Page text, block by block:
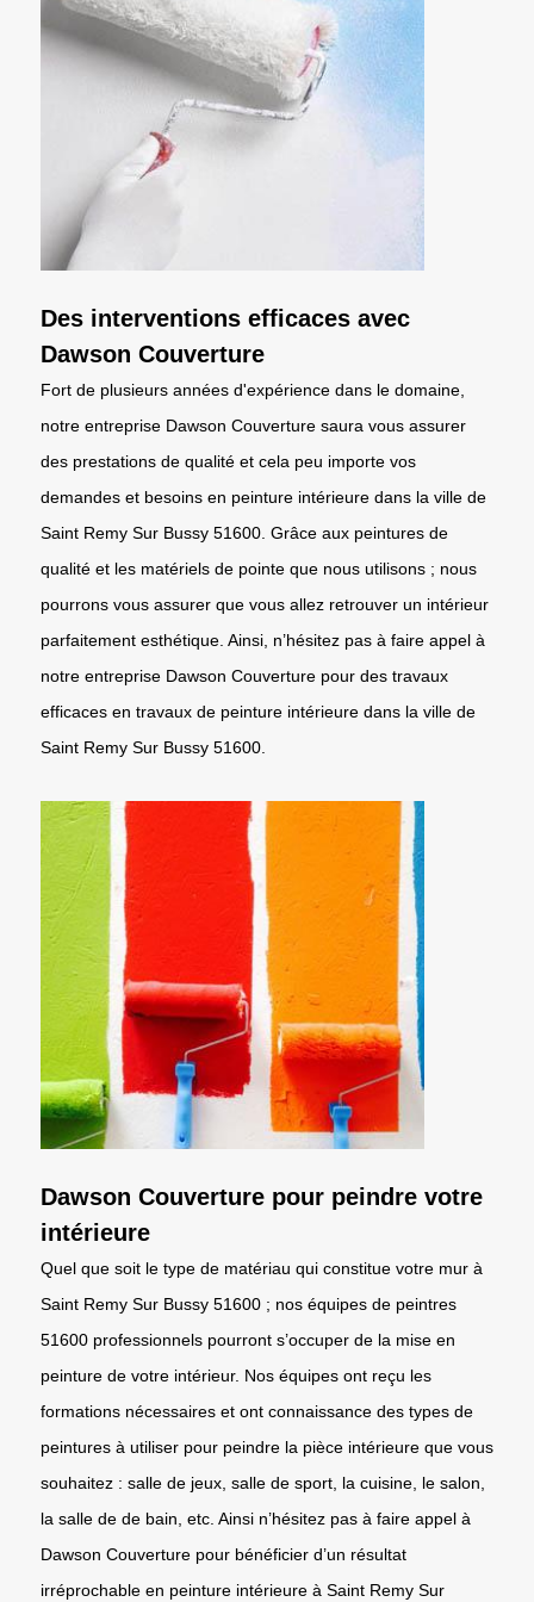
Des interventions efficaces avec
Dawson Couverture
Fort de plusieurs années d'expérience dans le domaine,
notre entreprise Dawson Couverture saura vous assurer
des prestations de qualité et cela peu importe vos
demandes et besoins en peinture intérieure dans la ville de
Saint Remy Sur Bussy 51600. Grâce aux peintures de
qualité et les matériels de pointe que nous utilisons ; nous
pourrons vous assurer que vous allez retrouver un intérieur
parfaitement esthétique. Ainsi, n’hésitez pas à faire appel à
notre entreprise Dawson Couverture pour des travaux
efficaces en travaux de peinture intérieure dans la ville de
Saint Remy Sur Bussy 51600.
Dawson Couverture pour peindre votre
intérieure
Quel que soit le type de matériau qui constitue votre mur à
Saint Remy Sur Bussy 51600 ; nos équipes de peintres
51600 professionnels pourront s’occuper de la mise en
peinture de votre intérieur. Nos équipes ont reçu les
formations nécessaires et ont connaissance des types de
peintures à utiliser pour peindre la pièce intérieure que vous
souhaitez : salle de jeux, salle de sport, la cuisine, le salon,
la salle de de bain, etc. Ainsi n’hésitez pas à faire appel à
Dawson Couverture pour bénéficier d’un résultat
irréprochable en peinture intérieure à Saint Remy Sur